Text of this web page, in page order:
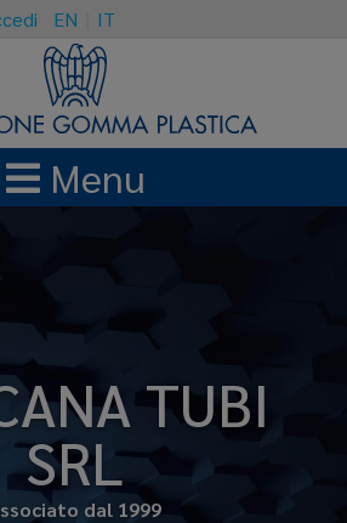
EN IT
Menu
TUBI
SRL
dal 1999